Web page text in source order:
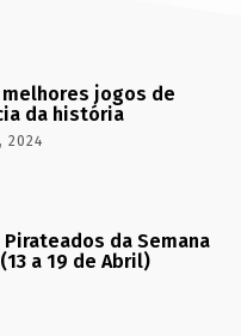
melhores jogos de
da história
2024
Pirateados da Semana
a 19 de Abril)